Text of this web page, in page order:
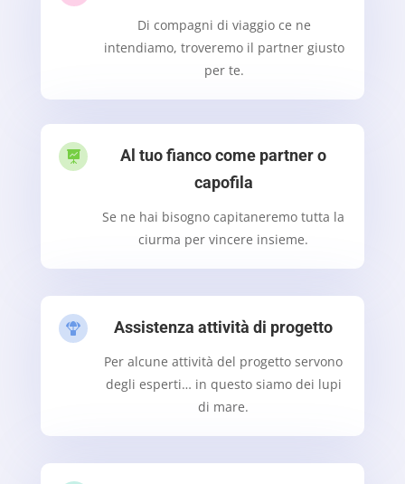
Di compagni di viaggio ce ne
intendiamo, troveremo il partner giusto
per te.

Al tuo fianco come partner o
capofila
Se ne hai bisogno capitaneremo tutta la
ciurma per vincere insieme.
 Assistenza attività di progetto
Per alcune attività del progetto servono
degli esperti… in questo siamo dei lupi
di mare.